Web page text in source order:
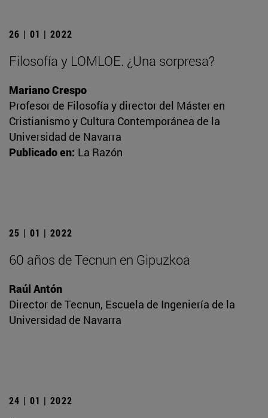
26 | 01 | 2022
Filosofía y LOMLOE. ¿Una sorpresa?
Mariano Crespo
Profesor de Filosofía y director del Máster en
Cristianismo y Cultura Contemporánea de la
Universidad de Navarra
Publicado en: La Razón
25 | 01 | 2022
60 años de Tecnun en Gipuzkoa
Raúl Antón
Director de Tecnun, Escuela de Ingeniería de la
Universidad de Navarra
24 | 01 | 2022